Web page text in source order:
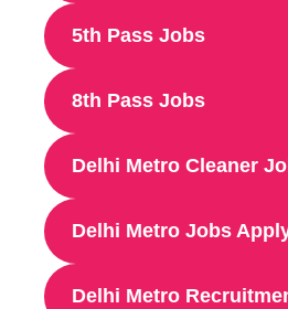
5th Pass Jobs
8th Pass Jobs
Delhi Metro Cleaner
Delhi Metro Jobs
Delhi Metro